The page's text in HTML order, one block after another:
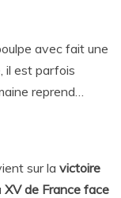
avec fait une
il est parfois
reprend…
sur la victoire
XV de France face